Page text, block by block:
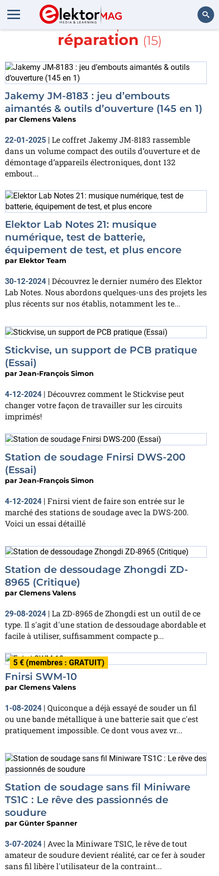
En savoir plus sur
réparation (15)
Jakemy JM-8183 : jeu d’embouts
aimantés & outils d’ouverture (145 en 1)
par Clemens Valens
22-01-2025 | Le coffret Jakemy JM-8183 rassemble
dans un volume compact des outils d’ouverture et de
démontage d’appareils électroniques, dont 132
embout...
Elektor Lab Notes 21: musique
numérique, test de batterie,
équipement de test, et plus encore
par Elektor Team
30-12-2024 | Découvrez le dernier numéro des Elektor
Lab Notes. Nous abordons quelques-uns des projets les
plus récents sur nos établis, notamment les te...
Stickvise, un support de PCB pratique
(Essai)
par Jean-François Simon
4-12-2024 | Découvrez comment le Stickvise peut
changer votre façon de travailler sur les circuits
imprimés!
Station de soudage Fnirsi DWS-200
(Essai)
par Jean-François Simon
4-12-2024 | Fnirsi vient de faire son entrée sur le
marché des stations de soudage avec la DWS-200.
Voici un essai détaillé
Station de dessoudage Zhongdi ZD-
8965 (Critique)
par Clemens Valens
29-08-2024
La ZD-8965 de Zhongdi est un outil de ce
type. Il s'agit d'une station de dessoudage abordable et
facile à utiliser, suffisamment compacte p...
5 € (membres : GRATUIT)
Fnirsi SWM-10
par Clemens Valens
1-08-2024 | Quiconque a déjà essayé de souder un fil
ou une bande métallique à une batterie sait que c'est
pratiquement impossible. Ce dont vous avez vr...
Station de soudage sans fil Miniware
TS1C : Le rêve des passionnés de
soudure
par Günter Spanner
3-07-2024 | Avec la Miniware TS1C, le rêve de tout
amateur de soudure devient réalité, car ce fer à souder
sans fil libère l'utilisateur de la contraint...